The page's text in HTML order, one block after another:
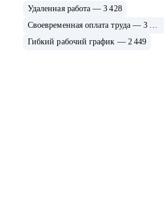
Удаленная работа — 3 428
Гибкий рабочий график — 2 449